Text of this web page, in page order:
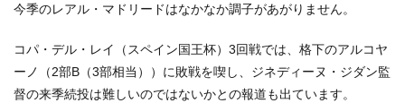
今季のレアル・マドリードはなかなか調子があがりません。
コパ・デル・レイ（スペイン国王杯）3回戦では、格下のアルコヤ
ーノ（2部B（3部相当））に敗戦を喫し、ジネディーヌ・ジダン監
督の来季続投は難しいのではないかとの報道も出ています。